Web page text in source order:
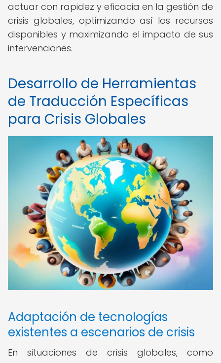
actuar con rapidez y eficacia en la gestión de
crisis globales, optimizando así los recursos
disponibles y maximizando el impacto de sus
intervenciones.
Desarrollo de Herramientas
de Traducción Específicas
para Crisis Globales
Adaptación de tecnologías
existentes a escenarios de crisis
En situaciones de crisis globales, como